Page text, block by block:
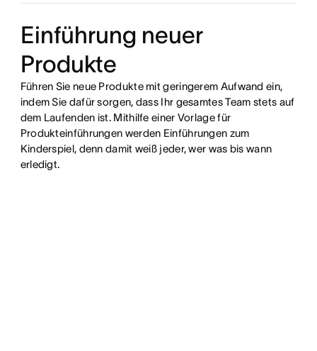
Einführung neuer
Produkte
Führen Sie neue Produkte mit geringerem Aufwand ein,
indem Sie dafür sorgen, dass Ihr gesamtes Team stets auf
dem Laufenden ist. Mithilfe einer Vorlage für
Produkteinführungen werden Einführungen zum
Kinderspiel, denn damit weiß jeder, wer was bis wann
erledigt.